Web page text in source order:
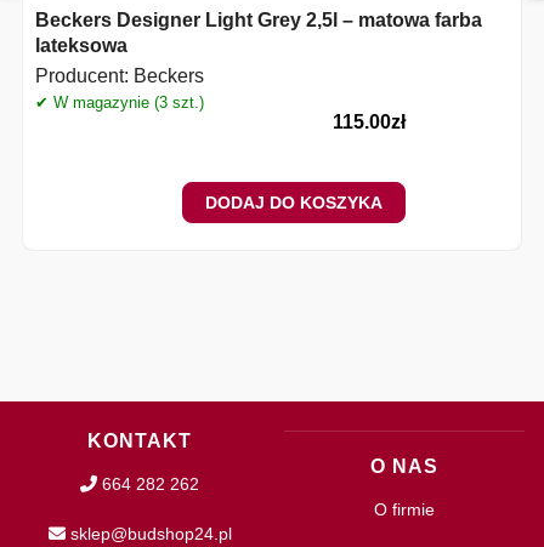
Beckers Designer Light Grey 2,5l – matowa farba
lateksowa
Producent: Beckers
✔ W magazynie (3 szt.)
115.00zł
DODAJ DO KOSZYKA
KONTAKT
664 282 262
sklep@budshop24.pl
O NAS
O firmie